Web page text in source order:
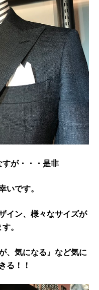
が・・・是非
いです。
イン、様々なサイズが
。
、気になる』など気に
る！！